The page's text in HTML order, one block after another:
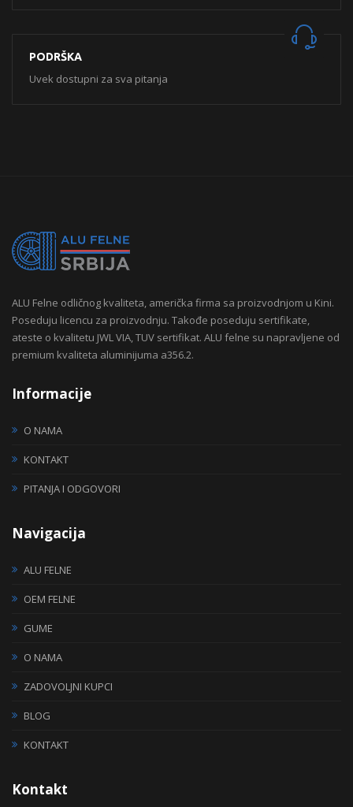
PODRŠKA
Uvek dostupni za sva pitanja
ALU Felne odličnog kvaliteta, američka firma sa proizvodnjom u Kini.
Poseduju licencu za proizvodnju. Takođe poseduju sertifikate,
ateste o kvalitetu JWL VIA, TUV sertifikat. ALU felne su napravljene od
premium kvaliteta aluminijuma a356.2.
Informacije
O NAMA
KONTAKT
PITANJA I ODGOVORI
Navigacija
ALU FELNE
OEM FELNE
GUME
O NAMA
ZADOVOLJNI KUPCI
BLOG
KONTAKT
Kontakt